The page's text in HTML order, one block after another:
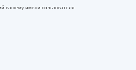
вашему имени пользователя.